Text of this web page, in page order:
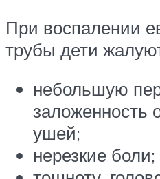
При воспалении
трубы дети
небольшую
заложенность
ушей;
нерезкие боли;